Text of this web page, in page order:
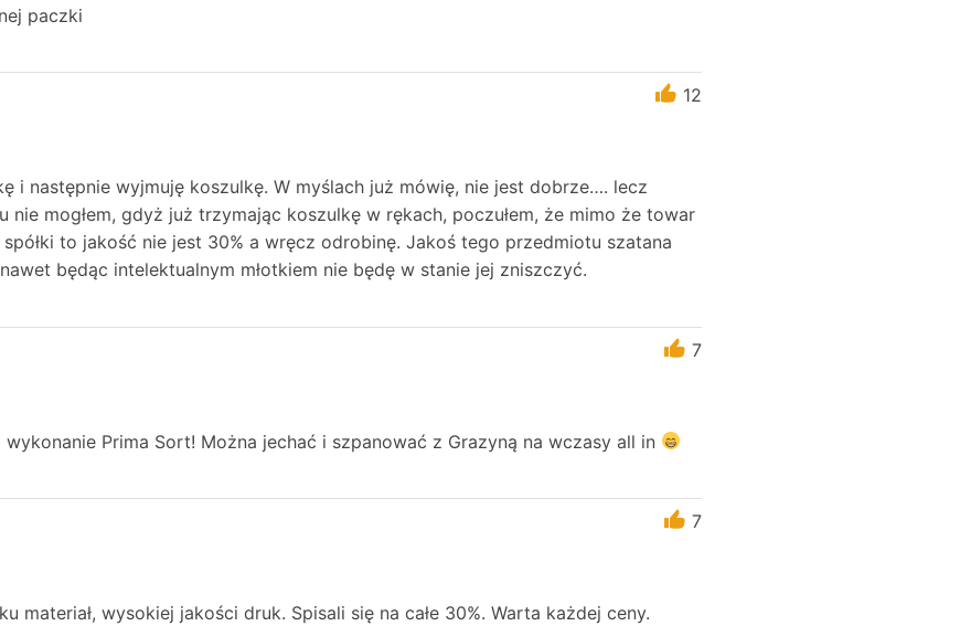
paczki
12
i następnie wyjmuję koszulkę. W myślach już mówię, nie jest dobrze…. lecz
nie mogłem, gdyż już trzymając koszulkę w rękach, poczułem, że mimo że towar
to jakość nie jest 30% a wręcz odrobinę. Jakoś tego przedmiotu szatana
będąc intelektualnym młotkiem nie będę w stanie jej zniszczyć.
7
Prima Sort! Można jechać i szpanować z Grazyną na wczasy all in
7
materiał, wysokiej jakości druk. Spisali się na całe 30%. Warta każdej ceny.